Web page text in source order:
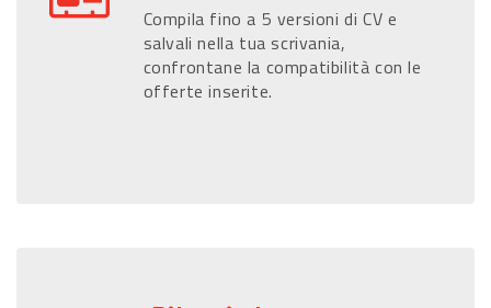
Compila fino a 5 versioni di CV e
salvali nella tua scrivania,
confrontane la compatibilità con le
offerte inserite.